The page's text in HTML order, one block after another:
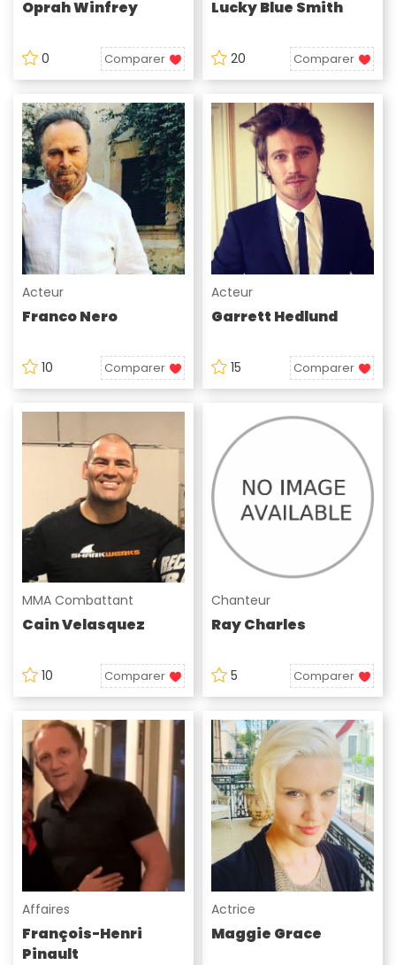
Oprah Winfrey
0 Comparer
Lucky Blue Smith
20 Comparer
Acteur
Franco Nero
10 Comparer
Acteur
Garrett Hedlund
15 Comparer
MMA Combattant
Cain Velasquez
10 Comparer
Chanteur
Ray Charles
5 Comparer
Affaires
François-Henri
Pinault
Actrice
Maggie Grace